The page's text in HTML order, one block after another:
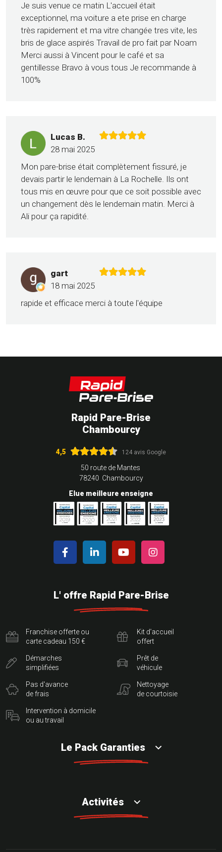
Je suis venue ce matin L'accueil était
exceptionnel, ma voiture a ete prise en charge
très rapidement et ma vitre changée tres vite, les
bris de glace aspirés Travail de pro fait par Noam
Merci aussi à Vincent pour le café et sa
gentillesse Bravo à vous tous Je recommande à
100%
Lucas B.
28 mai 2025
Mon pare-brise était complètement fissuré, je
devais partir le lendemain à La Rochelle. Ils ont
tous mis en œuvre pour que ce soit possible avec
un changement dès le lendemain matin. Merci à
Ali pour ça rapidité.
gart
18 mai 2025
rapide et efficace merci à toute l'équipe
Rapid Pare-Brise
Chambourcy
4,5 124 avis Google
50 route de Mantes
78240 Chambourcy
Elue meilleure enseigne
L' offre Rapid Pare-Brise
Franchise offerte ou
carte cadeau 150 €
Démarches
simplifiées
Pas d'avance
de frais
Intervention à domicile
ou au travail
Kit d'accueil
offert
Prêt de
véhicule
Nettoyage
de courtoisie
Le Pack Garanties
Activités